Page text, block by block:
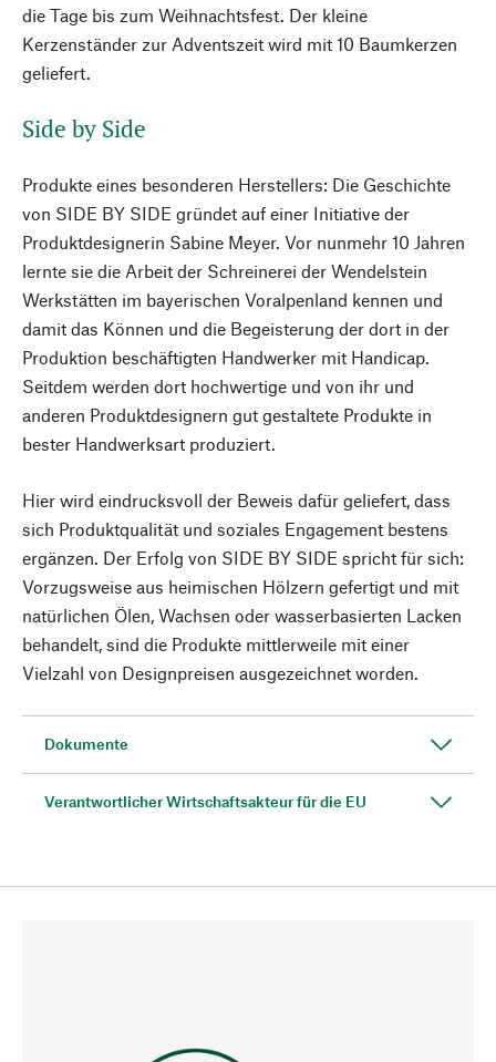
die Tage bis zum Weihnachtsfest. Der kleine
Kerzenständer zur Adventszeit wird mit 10 Baumkerzen
geliefert.
Side by Side
Produkte eines besonderen Herstellers: Die Geschichte
von SIDE BY SIDE gründet auf einer Initiative der
Produktdesignerin Sabine Meyer. Vor nunmehr 10 Jahren
lernte sie die Arbeit der Schreinerei der Wendelstein
Werkstätten im bayerischen Voralpenland kennen und
damit das Können und die Begeisterung der dort in der
Produktion beschäftigten Handwerker mit Handicap.
Seitdem werden dort hochwertige und von ihr und
anderen Produktdesignern gut gestaltete Produkte in
bester Handwerksart produziert.
Hier wird eindrucksvoll der Beweis dafür geliefert, dass
sich Produktqualität und soziales Engagement bestens
ergänzen. Der Erfolg von SIDE BY SIDE spricht für sich:
Vorzugsweise aus heimischen Hölzern gefertigt und mit
natürlichen Ölen, Wachsen oder wasserbasierten Lacken
behandelt, sind die Produkte mittlerweile mit einer
Vielzahl von Designpreisen ausgezeichnet worden.
Dokumente
Verantwortlicher Wirtschaftsakteur für die EU